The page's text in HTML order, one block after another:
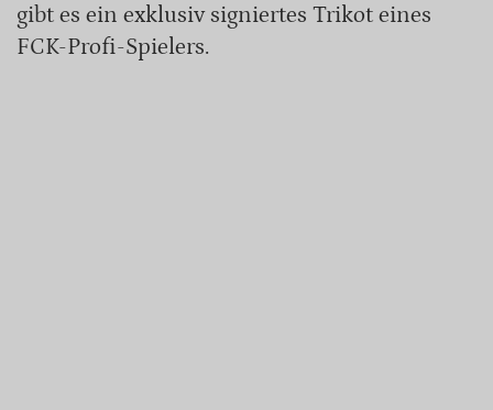
gibt es ein exklusiv signiertes Trikot eines
FCK-Profi-Spielers.